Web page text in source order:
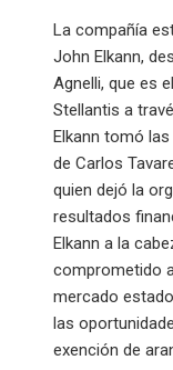
La compañía
John Elkann,
Agnelli, que es
Stellantis a
Elkann tomó
de Carlos
quien dejó la
resultados
Elkann a la
comprometido
mercado
las
exención de